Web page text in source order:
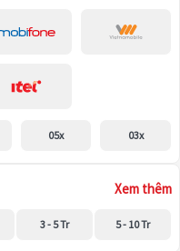
05x 03x
Xem thêm
3 - 5 Tr 5 - 10 Tr